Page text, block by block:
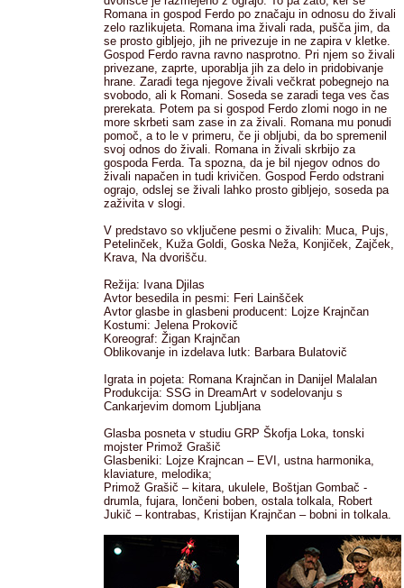
Romana in gospod Ferdo po značaju in odnosu do živali
zelo razlikujeta. Romana ima živali rada, pušča jim, da
se prosto gibljejo, jih ne privezuje in ne zapira v kletke.
Gospod Ferdo ravna ravno nasprotno. Pri njem so živali
privezane, zaprte, uporablja jih za delo in pridobivanje
hrane. Zaradi tega njegove živali večkrat pobegnejo na
svobodo, ali k Romani. Soseda se zaradi tega ves čas
prerekata. Potem pa si gospod Ferdo zlomi nogo in ne
more skrbeti sam zase in za živali. Romana mu ponudi
pomoč, a to le v primeru, če ji obljubi, da bo spremenil
svoj odnos do živali. Romana in živali skrbijo za
gospoda Ferda. Ta spozna, da je bil njegov odnos do
živali napačen in tudi krivičen. Gospod Ferdo odstrani
ograjo, odslej se živali lahko prosto gibljejo, soseda pa
zaživita v slogi.
V predstavo so vključene pesmi o živalih: Muca, Pujs,
Petelinček, Kuža Goldi, Goska Neža, Konjiček, Zajček,
Krava, Na dvorišču.
Režija: Ivana Djilas
Avtor besedila in pesmi: Feri Lainšček
Avtor glasbe in glasbeni producent: Lojze Krajnčan
Kostumi: Jelena Prokovič
Koreograf: Žigan Krajnčan
Oblikovanje in izdelava lutk: Barbara Bulatovič
Igrata in pojeta: Romana Krajnčan in Danijel Malalan
Produkcija: SSG in DreamArt v sodelovanju s
Cankarjevim domom Ljubljana
Glasba posneta v studiu GRP Škofja Loka, tonski
mojster Primož Grašič
Glasbeniki: Lojze Krajncan – EVI, ustna harmonika,
klaviature, melodika;
Primož Grašič – kitara, ukulele, Boštjan Gombač -
drumla, fujara, lončeni boben, ostala tolkala, Robert
Jukič – kontrabas, Kristijan Krajnčan – bobni in tolkala.